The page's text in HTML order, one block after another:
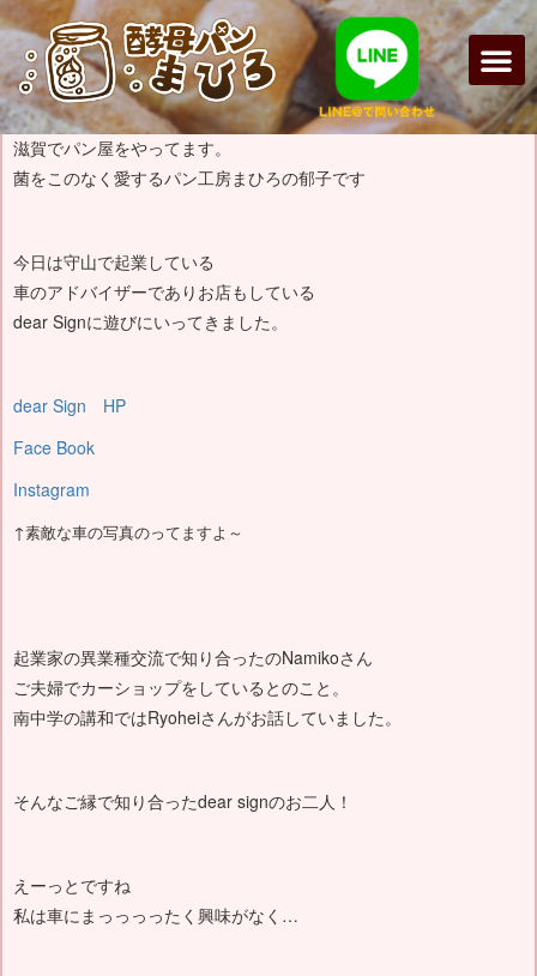
2019年12月4日（水）
菌は地球を救う♪
滋賀でパン屋をやってます。
菌をこのなく愛するパン工房まひろの郁子です
今日は守山で起業している
車のアドバイザーでありお店もしている
dear Signに遊びにいってきました。
dear Sign HP
Face Book
Instagram
↑素敵な車の写真のってますよ～
起業家の異業種交流で知り合ったのNamikoさん
ご夫婦でカーショップをしているとのこと。
南中学の講和ではRyoheiさんがお話していました。
そんなご縁で知り合ったdear signのお二人！
えーっとですね
私は車にまっっっったく興味がなく…